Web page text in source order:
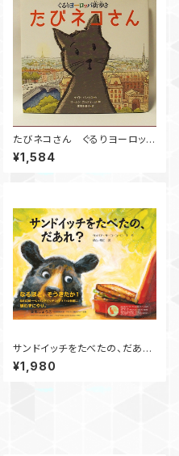
たびネコさん ぐるりヨーロッパ
街歩き
¥1,584
サンドイッチをたべたの、だあ
れ？
¥1,980